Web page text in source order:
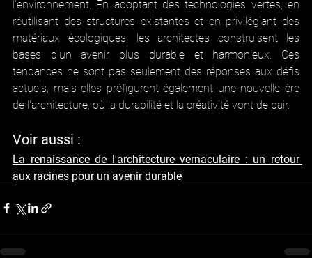
l'environnement. En adoptant des technologies vertes, en
réutilisant des structures existantes et en privilégiant des
matériaux écologiques, les architectes construisent les
bases d'un avenir plus durable et harmonieux. Ces
tendances ne sont pas seulement des réponses aux défis
actuels, mais elles préfigurent également une nouvelle ère
de l'architecture, où la durabilité et la créativité vont de pair.
Voir aussi :
La renaissance de l'architecture vernaculaire : un retour
aux racines pour un avenir durable